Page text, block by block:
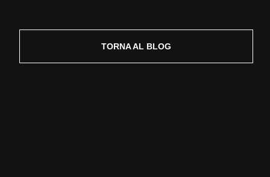
TORNA AL BLOG